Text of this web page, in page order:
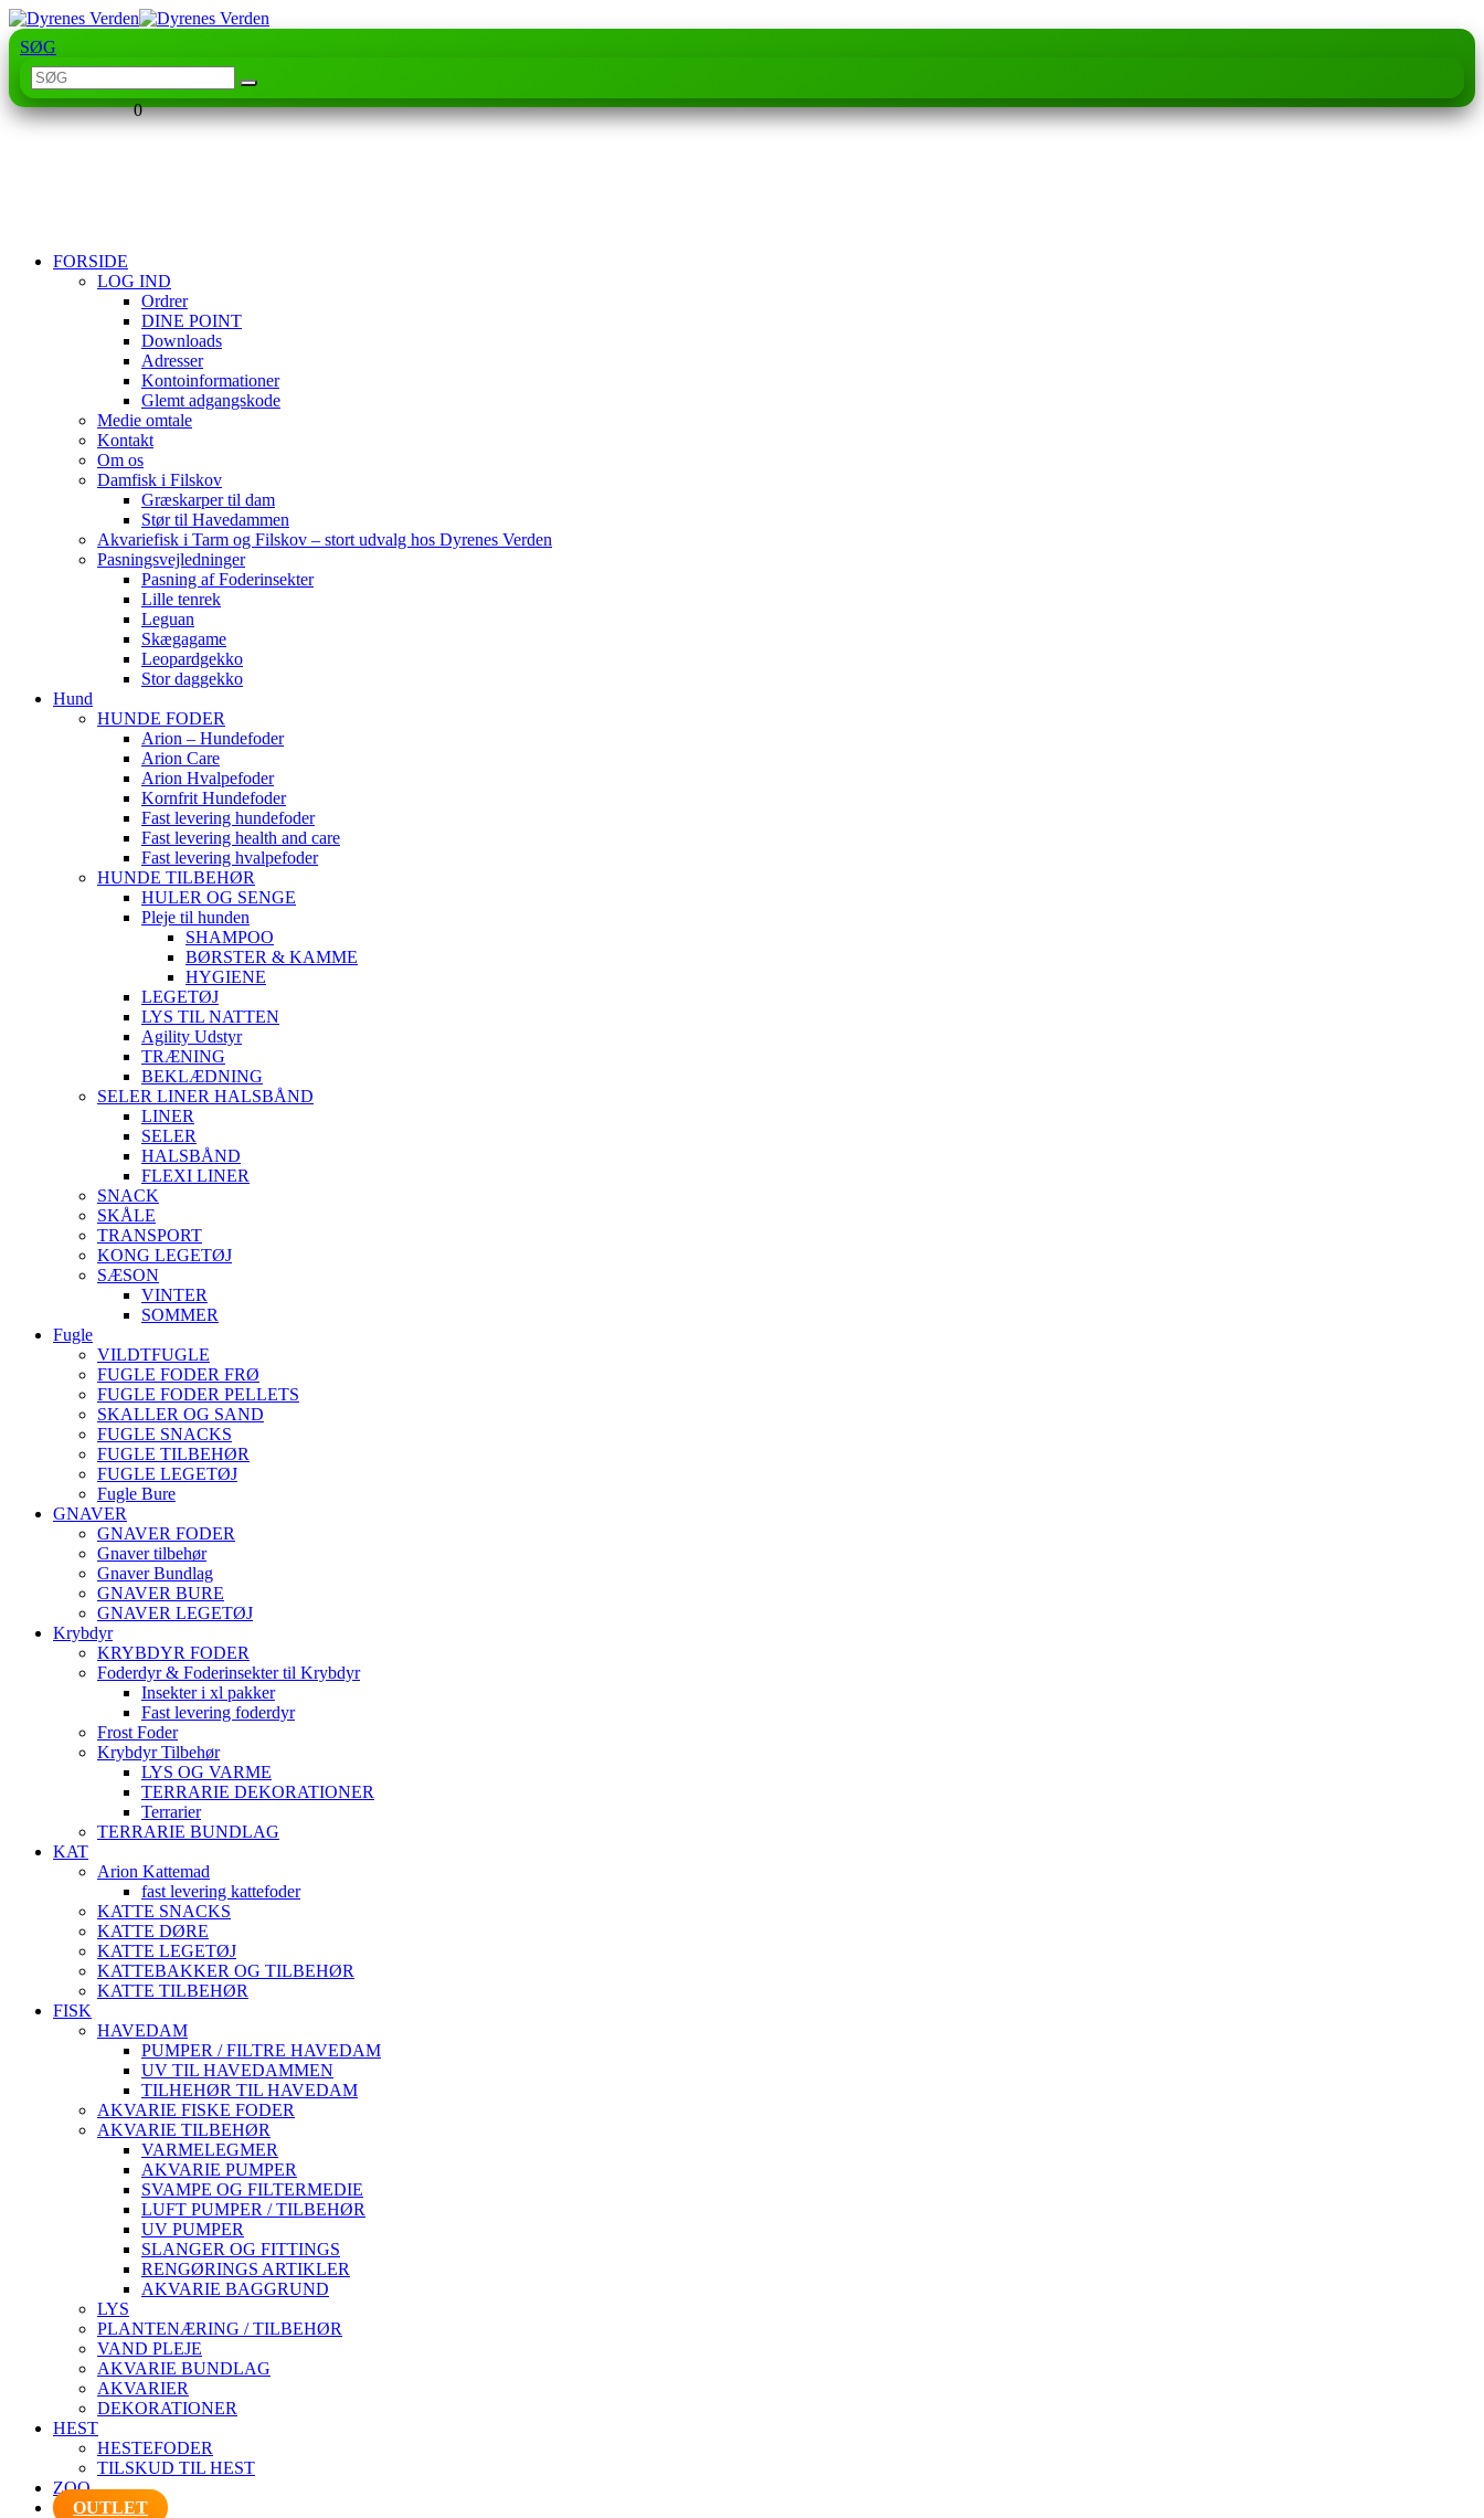
SØG
0
FORSIDE
LOG IND
Ordrer
DINE POINT
Downloads
Adresser
Kontoinformationer
Glemt adgangskode
Medie omtale
Kontakt
Om os
Damfisk i Filskov
Græskarper til dam
Stør til Havedammen
Akvariefisk i Tarm og Filskov – stort udvalg hos Dyrenes Verden
Pasningsvejledninger
Pasning af Foderinsekter
Lille tenrek
Leguan
Skægagame
Leopardgekko
Stor daggekko
Hund
HUNDE FODER
Arion – Hundefoder
Arion Care
Arion Hvalpefoder
Kornfrit Hundefoder
Fast levering hundefoder
Fast levering health and care
Fast levering hvalpefoder
HUNDE TILBEHØR
HULER OG SENGE
Pleje til hunden
SHAMPOO
BØRSTER & KAMME
HYGIENE
LEGETØJ
LYS TIL NATTEN
Agility Udstyr
TRÆNING
BEKLÆDNING
SELER LINER HALSBÅND
LINER
SELER
HALSBÅND
FLEXI LINER
SNACK
SKÅLE
TRANSPORT
KONG LEGETØJ
SÆSON
VINTER
SOMMER
Fugle
VILDTFUGLE
FUGLE FODER FRØ
FUGLE FODER PELLETS
SKALLER OG SAND
FUGLE SNACKS
FUGLE TILBEHØR
FUGLE LEGETØJ
Fugle Bure
GNAVER
GNAVER FODER
Gnaver tilbehør
Gnaver Bundlag
GNAVER BURE
GNAVER LEGETØJ
Krybdyr
KRYBDYR FODER
Foderdyr & Foderinsekter til Krybdyr
Insekter i xl pakker
Fast levering foderdyr
Frost Foder
Krybdyr Tilbehør
LYS OG VARME
TERRARIE DEKORATIONER
Terrarier
TERRARIE BUNDLAG
KAT
Arion Kattemad
fast levering kattefoder
KATTE SNACKS
KATTE DØRE
KATTE LEGETØJ
KATTEBAKKER OG TILBEHØR
KATTE TILBEHØR
FISK
HAVEDAM
PUMPER / FILTRE HAVEDAM
UV TIL HAVEDAMMEN
TILHEHØR TIL HAVEDAM
AKVARIE FISKE FODER
AKVARIE TILBEHØR
VARMELEGMER
AKVARIE PUMPER
SVAMPE OG FILTERMEDIE
LUFT PUMPER / TILBEHØR
UV PUMPER
SLANGER OG FITTINGS
RENGØRINGS ARTIKLER
AKVARIE BAGGRUND
LYS
PLANTENÆRING / TILBEHØR
VAND PLEJE
AKVARIE BUNDLAG
AKVARIER
DEKORATIONER
HEST
HESTEFODER
TILSKUD TIL HEST
ZOO
OUTLET